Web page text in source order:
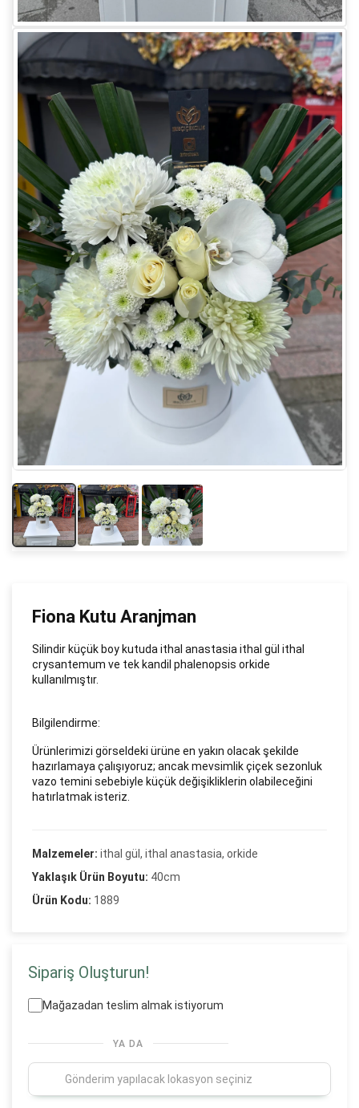
Fiona Kutu Aranjman
Silindir küçük boy kutuda ithal anastasia ithal gül ithal
crysantemum ve tek kandil phalenopsis orkide
kullanılmıştır.
Bilgilendirme:
Ürünlerimizi görseldeki ürüne en yakın olacak şekilde
hazırlamaya çalışıyoruz; ancak mevsimlik çiçek sezonluk
vazo temini sebebiyle küçük değişikliklerin olabileceğini
hatırlatmak isteriz.
Malzemeler: ithal gül, ithal anastasia, orkide
Yaklaşık Ürün Boyutu: 40cm
Ürün Kodu: 1889
Sipariş Oluşturun!
Mağazadan teslim almak istiyorum
YA DA